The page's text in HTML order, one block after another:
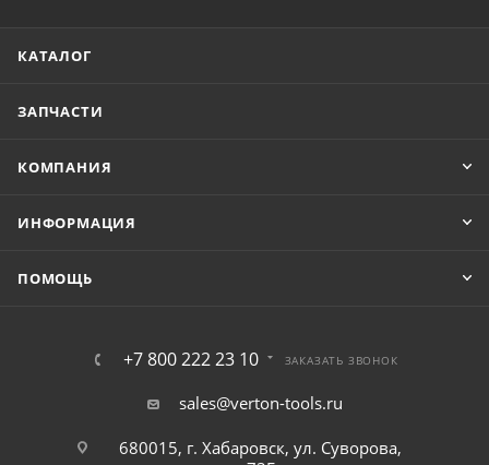
КАТАЛОГ
ЗАПЧАСТИ
КОМПАНИЯ
ИНФОРМАЦИЯ
ПОМОЩЬ
+7 800 222 23 10 ЗАКАЗАТЬ ЗВОНОК
sales@verton-tools.ru
680015, г. Хабаровск, ул. Суворова,